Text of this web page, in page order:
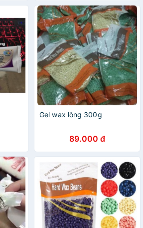
Gel wax lông 300g
89.000 đ